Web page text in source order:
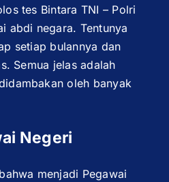
tes Bintara TNI – Polri
abdi negara. Tentunya
setiap bulannya dan
Semua jelas adalah
oleh banyak
Negeri
menjadi Pegawai